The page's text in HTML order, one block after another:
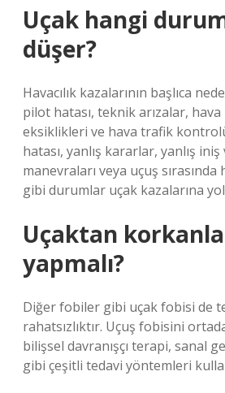
Uçak hangi
düşer?
Havacılık kazalarının başlıca
pilot hatası, teknik arızalar, hava
eksiklikleri ve hava trafik
hatası, yanlış kararlar, yanlış iniş
manevraları veya uçuş
gibi durumlar uçak kazalarına
Uçaktan
yapmalı?
Diğer fobiler gibi uçak fobisi de
rahatsızlıktır. Uçuş fobisini
bilişsel davranışçı terapi, sanal
gibi çeşitli tedavi yöntemleri